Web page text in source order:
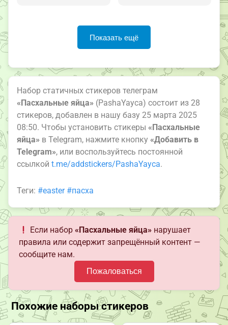
Показать ещё
Набор статичных стикеров телеграм
«Пасхальные яйца» (PashaYayca) состоит из 28
стикеров, добавлен в нашу базу 25 марта 2025
08:50. Чтобы установить стикеры «Пасхальные
яйца» в Telegram, нажмите кнопку «Добавить в
Telegram», или воспользуйтесь постоянной
ссылкой t.me/addstickers/PashaYayca.
Теги: #easter #пасха
Если набор«Пасхальные яйца» нарушает
правила или содержит запрещённый контент —
сообщите нам.
Пожаловаться
Похожие наборы стикеров